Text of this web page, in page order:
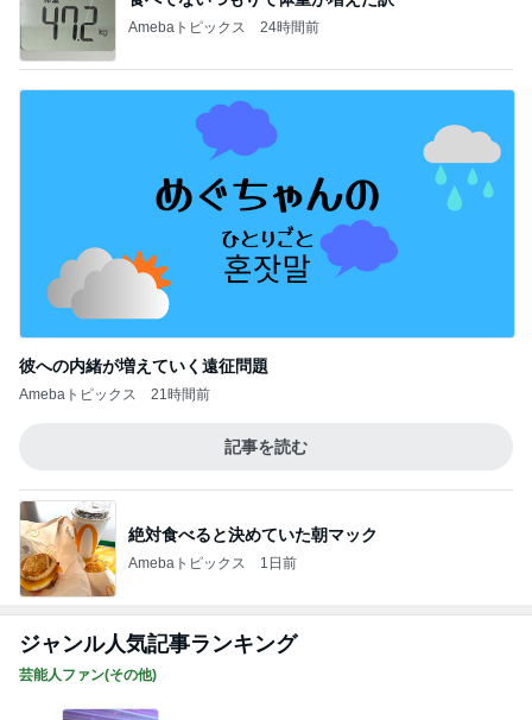
Amebaトピックス 24時間前
彼への内緒が増えていく遠征問題
Amebaトピックス 21時間前
記事を読む
絶対食べると決めていた朝マック
Amebaトピックス 1日前
ジャンル人気記事ランキング
芸能人ファン(その他)